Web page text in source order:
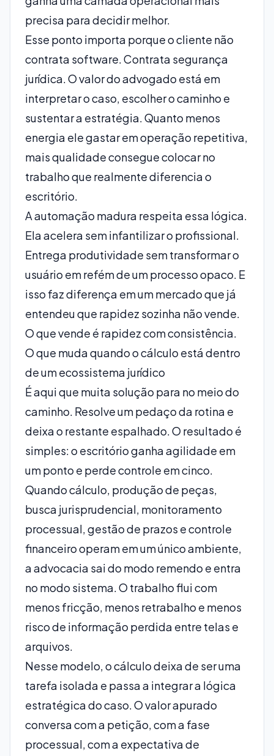
precisa para decidir melhor.
Esse ponto importa porque o cliente não
contrata software. Contrata segurança
jurídica. O valor do advogado está em
interpretar o caso, escolher o caminho e
sustentar a estratégia. Quanto menos
energia ele gastar em operação repetitiva,
mais qualidade consegue colocar no
trabalho que realmente diferencia o
escritório.
A automação madura respeita essa lógica.
Ela acelera sem infantilizar o profissional.
Entrega produtividade sem transformar o
usuário em refém de um processo opaco. E
isso faz diferença em um mercado que já
entendeu que rapidez sozinha não vende.
O que vende é rapidez com consistência.
O que muda quando o cálculo está dentro
de um ecossistema jurídico
É aqui que muita solução para no meio do
caminho. Resolve um pedaço da rotina e
deixa o restante espalhado. O resultado é
simples: o escritório ganha agilidade em
um ponto e perde controle em cinco.
Quando cálculo, produção de peças,
busca jurisprudencial, monitoramento
processual, gestão de prazos e controle
financeiro operam em um único ambiente,
a advocacia sai do modo remendo e entra
no modo sistema. O trabalho flui com
menos fricção, menos retrabalho e menos
risco de informação perdida entre telas e
arquivos.
Nesse modelo, o cálculo deixa de ser uma
tarefa isolada e passa a integrar a lógica
estratégica do caso. O valor apurado
conversa com a petição, com a fase
processual, com a expectativa de